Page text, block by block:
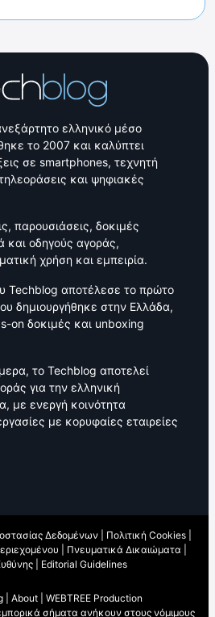
ελληνικό μέσο
το 2007 και καλύπτει
σε smartphones, τεχνητή
και ψηφιακές
παρουσιάσεις, δοκιμές
και οδηγούς αγοράς,
χρήση και εμπειρία.
Techblog αποτέλεσε το πρώτο
δημιουργήθηκε στην Ελλάδα,
on δοκιμές και unboxing
το Techblog αποτελεί
για την ελληνική
με ενεργή κοινότητα
με κορυφαίες εταιρείες
Δεδομένων Πολιτική Cookies
Πνευματικά Δικαιώματα
Editorial Guidelines
| About
WEBTREE Production
σήματα ανήκουν στους νόμιμους